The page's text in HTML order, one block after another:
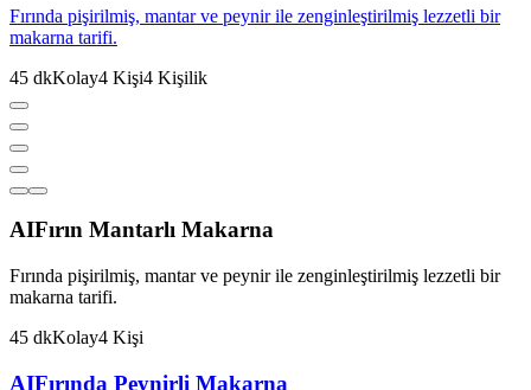
Fırında pişirilmiş, mantar ve peynir ile zenginleştirilmiş lezzetli bir
makarna tarifi.
45 dkKolay4 Kişi4 Kişilik
AIFırın Mantarlı Makarna
Fırında pişirilmiş, mantar ve peynir ile zenginleştirilmiş lezzetli bir
makarna tarifi.
45 dkKolay4 Kişi
AIFırında Peynirli Makarna